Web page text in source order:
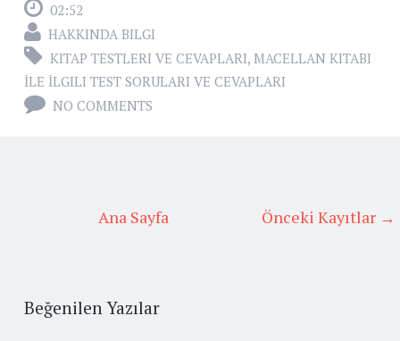
02:52
HAKKINDA BILGI
KITAP TESTLERI VE CEVAPLARI, MACELLAN KITABI
İLE İLGILI TEST SORULARI VE CEVAPLARI
NO COMMENTS
Önceki Kayıtlar →
Ana Sayfa
Beğenilen Yazılar